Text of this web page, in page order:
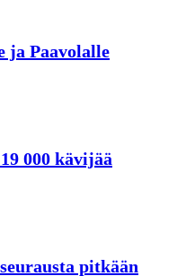
Paavolalle
000 kävijää
pitkään